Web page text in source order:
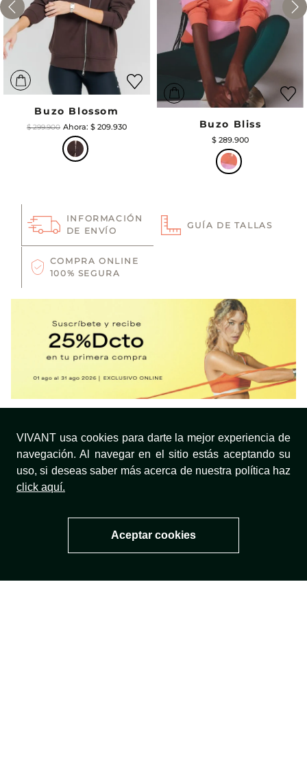
VIVANT usa cookies para darte la mejor experiencia de
navegación. Al navegar en el sitio estás aceptando su
uso, si deseas saber más acerca de nuestra política haz
click aquí.
Aceptar cookies
Buzo Blossom
$ 299.900 $ 209.930 Buzo Bliss
$ 289.900
INFORMACIÓN
DE ENVÍO
GUÍA DE TALLAS
COMPRA ONLINE
100% SEGURA
SUSCRIBIRTE
¿NECESITAS AYUDA?